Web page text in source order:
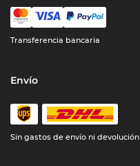
Transferencia bancaria
Envío
Sin gastos de envío ni devolución